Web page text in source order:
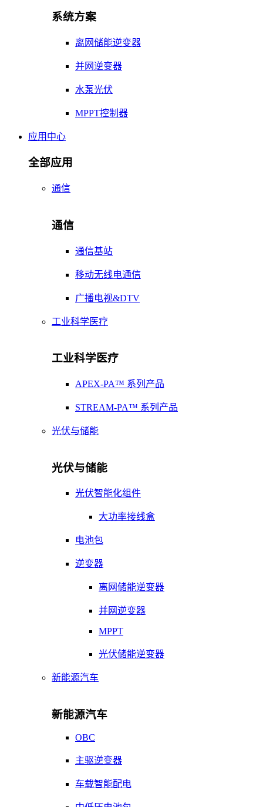
系统方案
离网储能逆变器
并网逆变器
水泵光伏
MPPT控制器
应用中心
全部应用
通信
通信
通信基站
移动无线电通信
广播电视&DTV
工业科学医疗
工业科学医疗
APEX-PA™ 系列产品
STREAM-PA™ 系列产品
光伏与储能
光伏与储能
光伏智能化组件
大功率接线盒
电池包
逆变器
离网储能逆变器
并网逆变器
MPPT
光伏储能逆变器
新能源汽车
新能源汽车
OBC
主驱逆变器
车载智能配电